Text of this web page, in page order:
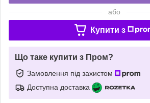
або
Купити з
Що таке купити з Пром?
Замовлення під захистом
Доступна доставка